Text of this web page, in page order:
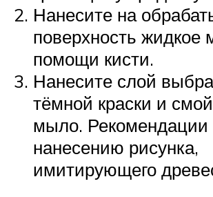
Нанесите на
поверхность жидкое
помощи кисти.
Нанесите слой
тёмной краски и
мыло. Рекомендации
нанесению рисунка,
имитирующего